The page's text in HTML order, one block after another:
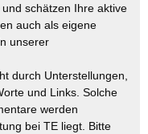
schätzen Ihre aktive
auch als eigene
unserer
durch Unterstellungen,
und Links. Solche
werden
bei TE liegt. Bitte